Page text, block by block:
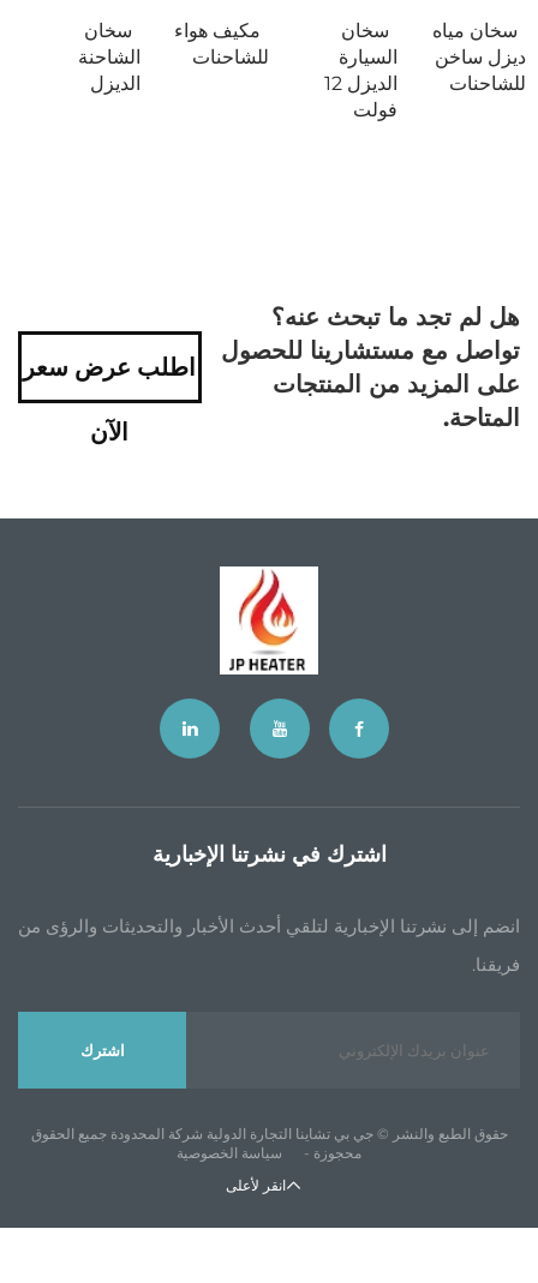
سخان مياه
ديزل ساخن
للشاحنات
سخان
السيارة
الديزل 12
فولت
مكيف هواء
للشاحنات
سخان
الشاحنة
الديزل
هل لم تجد ما تبحث عنه؟
تواصل مع مستشارينا للحصول
على المزيد من المنتجات
المتاحة.
اطلب عرض سعر
الآن
اشترك في نشرتنا الإخبارية
انضم إلى نشرتنا الإخبارية لتلقي أحدث الأخبار والتحديثات والرؤى من
فريقنا.
اشترك
حقوق الطبع والنشر © جي بي تشاينا التجارة الدولية شركة المحدودة جميع الحقوق
محجوزة -
سياسة الخصوصية
انقر لأعلى